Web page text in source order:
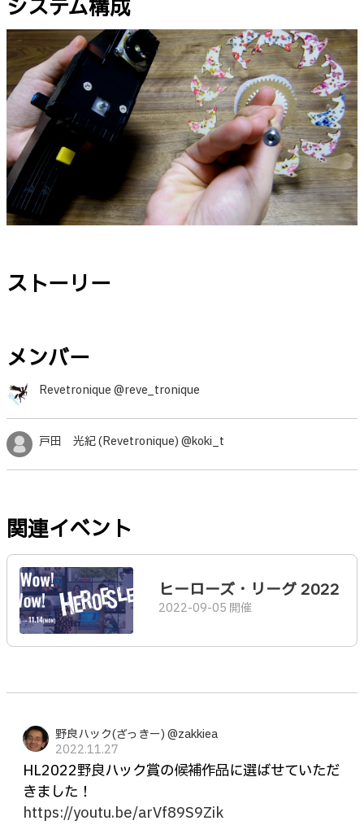
システム構成
ストーリー
メンバー
Revetronique @reve_tronique
戸田 光紀 (Revetronique) @koki_t
関連イベント
ヒーローズ・リーグ 2022
2022-09-05 開催
野良ハック(ざっきー) @zakkiea
2022.11.27
HL2022野良ハック賞の候補作品に選ばせていただ
きました！
https://youtu.be/arVf89S9Zik